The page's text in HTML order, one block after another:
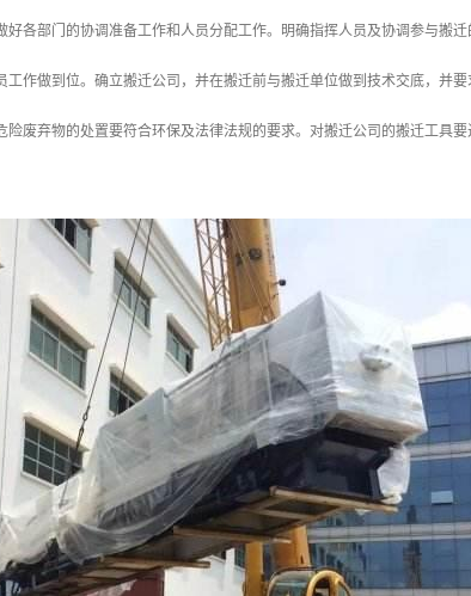
各部门的协调准备工作和人员分配工作。明确指挥人员及协调参与搬迁
作做到位。确立搬迁公司，并在搬迁前与搬迁单位做到技术交底，并
废弃物的处置要符合环保及法律法规的要求。对搬迁公司的搬迁工具